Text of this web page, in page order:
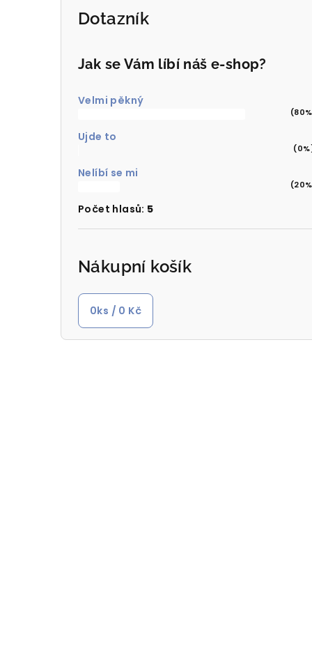
Dotazník
Jak se Vám líbí náš e-shop?
Velmi pěkný
Ujde to
Nelíbí se mi
Počet hlasů: 5
Nákupní košík
0ks / 0 Kč